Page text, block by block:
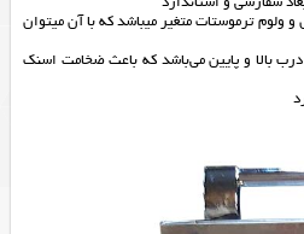
ولوم ترموستات متغیر میباشد که با آن میتوان
بالا و پایین می‌باشد که باعث ضخامت اسنک